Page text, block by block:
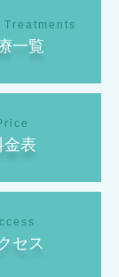
一覧
金表
セス